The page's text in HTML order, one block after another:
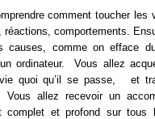
comment toucher les
réactions, comportements.
causes, comme on efface
ordinateur. Vous allez
quoi qu’il se passe, et
allez recevoir un
complet et profond sur